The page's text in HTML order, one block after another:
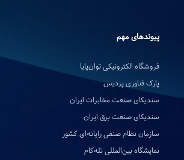
پیوندهای مهم
فروشگاه الکترونیکی توان‌پایا
پارک فناوری پردیس
سندیکای صنعت مخابرات ایران
سندیکای صنعت برق ایران
سازمان نظام صنفی رایانه‌ای کشور
نمایشگاه بین‌المللی تله‌کام